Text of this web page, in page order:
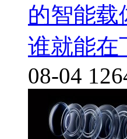
的智能载
谁就能在
08-04